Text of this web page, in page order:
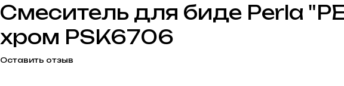
Смеситель для биде Perla
хром PSK6706
Оставить отзыв